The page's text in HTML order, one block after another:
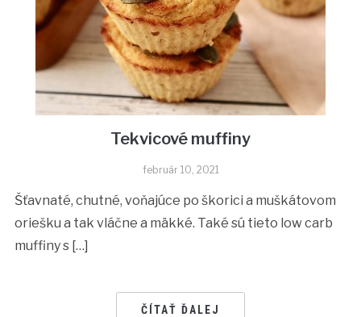
Tekvicové muffiny
február 10, 2021
Šťavnaté, chutné, voňajúce po škorici a muškátovom
oriešku a tak vláčne a mäkké. Také sú tieto low carb
muffiny s […]
ČÍTAŤ ĎALEJ